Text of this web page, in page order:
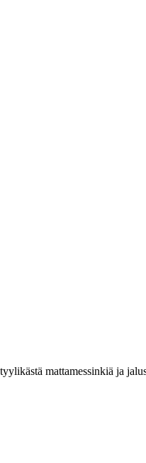
mattamessinkiä ja